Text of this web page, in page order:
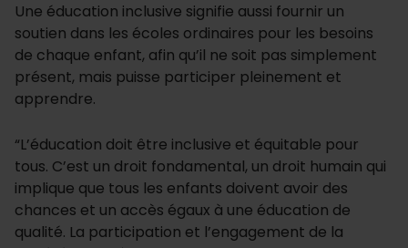
Une éducation inclusive signifie aussi fournir un
soutien dans les écoles ordinaires pour les besoins
de chaque enfant, afin qu’il ne soit pas simplement
présent, mais puisse participer pleinement et
apprendre.
“L’éducation doit être inclusive et équitable pour
tous. C’est un droit fondamental, un droit humain qui
implique que tous les enfants doivent avoir des
chances et un accès égaux à une éducation de
qualité. La participation et l’engagement de la